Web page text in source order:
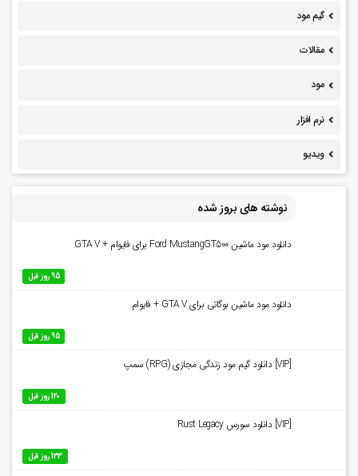
گیم مود
مقالات
مود
نرم افزار
ویدیو
نوشته های بروز شده
دانلود مود ماشین Ford MustangGT500 برای فایوام + GTA V
95 روز قبل
دانلود مود ماشین بوگاتی برای GTA V + فایوام
95 روز قبل
[VIP] دانلود گیم مود زندگی مجازی (RPG) سمپ
120 روز قبل
[VIP] دانلود سورس Rust Legacy
133 روز قبل